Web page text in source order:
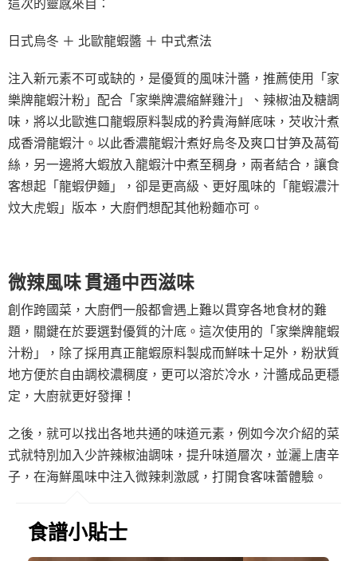
日式烏冬 ＋ 北歐龍蝦醬 ＋ 中式煮法
注入新元素不可或缺的，是優質的風味汁醬，推薦使用「家
樂牌龍蝦汁粉」配合「家樂牌濃縮鮮雞汁」、辣椒油及糖調
味，將以北歐進口龍蝦原料製成的矜貴海鮮底味，芡收汁煮
成香滑龍蝦汁。以此香濃龍蝦汁煮好烏冬及爽口甘笋及萵筍
絲，另一邊將大蝦放入龍蝦汁中煮至稠身，兩者結合，讓食
客想起「龍蝦伊麵」，卻是更高級、更好風味的「龍蝦濃汁
炆大虎蝦」版本，大廚們想配其他粉麵亦可。
微辣風味 貫通中西滋味
創作跨國菜，大廚們一般都會遇上難以貫穿各地食材的難
題，關鍵在於要選對優質的汁底。這次使用的「家樂牌龍蝦
汁粉」，除了採用真正龍蝦原料製成而鮮味十足外，粉狀質
地方便於自由調校濃稠度，更可以溶於冷水，汁醬成品更穩
定，大廚就更好發揮！
之後，就可以找出各地共通的味道元素，例如今次介紹的菜
式就特別加入少許辣椒油調味，提升味道層次，並灑上唐辛
子，在海鮮風味中注入微辣刺激感，打開食客味蕾體驗。
食譜小貼士